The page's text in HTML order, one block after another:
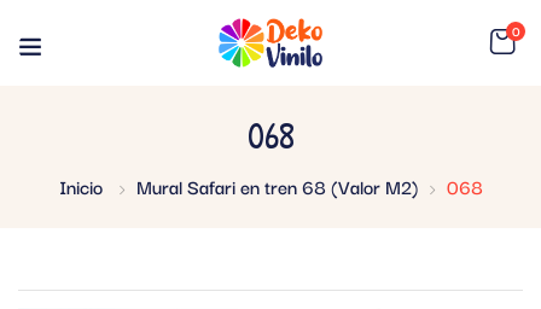
0
068
Inicio Mural Safari en tren 68 (Valor M2) 068